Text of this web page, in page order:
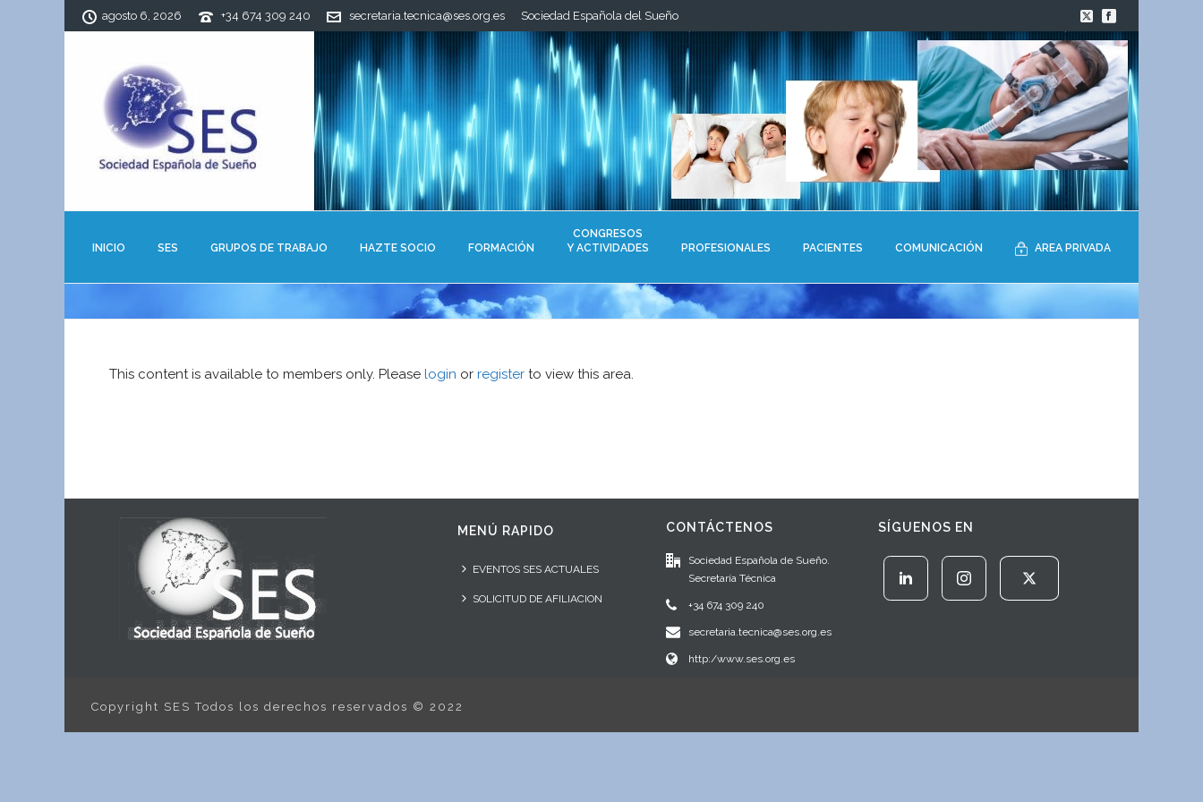
agosto 6, 2026 +34 674 309 240 secretaria.tecnica@ses.org.es Sociedad Española del Sueño
INICIO SES GRUPOS DE TRABAJO HAZTE SOCIO FORMACIÓN
CONGRESOS
Y ACTIVIDADES
PROFESIONALES PACIENTES COMUNICACIÓN AREA PRIVADA
This content is available to members only. Please login or register to view this area.
MENÚ RAPIDO
EVENTOS SES ACTUALES
SOLICITUD DE AFILIACION
CONTÁCTENOS
Sociedad Española de Sueño.
Secretaría Técnica
+34 674 309 240
secretaria.tecnica@ses.org.es
http:/www.ses.org.es
SÍGUENOS EN
Copyright SES Todos los derechos reservados © 2022